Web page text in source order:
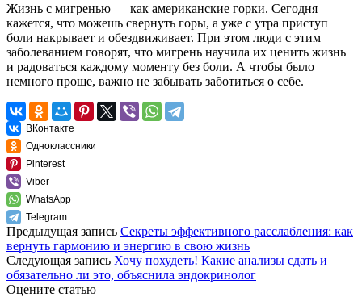
Жизнь с мигренью — как американские горки. Сегодня
кажется, что можешь свернуть горы, а уже с утра приступ
боли накрывает и обездвиживает. При этом люди с этим
заболеванием говорят, что мигрень научила их ценить жизнь
и радоваться каждому моменту без боли. А чтобы было
немного проще, важно не забывать заботиться о себе.
ВКонтакте
Одноклассники
Pinterest
Viber
WhatsApp
Telegram
Предыдущая запись Секреты эффективного расслабления: как
вернуть гармонию и энергию в свою жизнь
Следующая запись Хочу похудеть! Какие анализы сдать и
обязательно ли это, объяснила эндокринолог
Оцените статью